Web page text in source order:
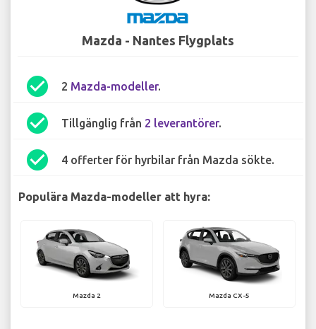
Mazda - Nantes Flygplats
check_circle 2 Mazda-modeller.
check_circle Tillgänglig från 2 leverantörer.
check_circle 4 offerter för hyrbilar från Mazda sökte.
Populära Mazda-modeller att hyra:
Mazda 2 Mazda CX-5